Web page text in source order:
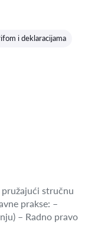
i deklaracijama
stručnu
prakse: –
– Radno pravo